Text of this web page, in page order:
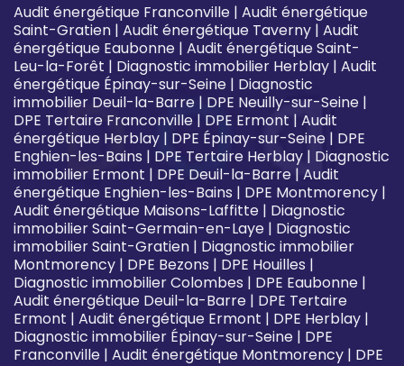
Audit énergétique Franconville | Audit énergétique
Saint-Gratien | Audit énergétique Taverny | Audit
énergétique Eaubonne | Audit énergétique Saint-
Leu-la-Forêt | Diagnostic immobilier Herblay | Audit
énergétique Épinay-sur-Seine | Diagnostic
immobilier Deuil-la-Barre | DPE Neuilly-sur-Seine |
DPE Tertaire Franconville | DPE Ermont | Audit
énergétique Herblay | DPE Épinay-sur-Seine | DPE
Enghien-les-Bains | DPE Tertaire Herblay | Diagnostic
immobilier Ermont | DPE Deuil-la-Barre | Audit
énergétique Enghien-les-Bains | DPE Montmorency |
Audit énergétique Maisons-Laffitte | Diagnostic
immobilier Saint-Germain-en-Laye | Diagnostic
immobilier Saint-Gratien | Diagnostic immobilier
Montmorency | DPE Bezons | DPE Houilles |
Diagnostic immobilier Colombes | DPE Eaubonne |
Audit énergétique Deuil-la-Barre | DPE Tertaire
Ermont | Audit énergétique Ermont | DPE Herblay |
Diagnostic immobilier Épinay-sur-Seine | DPE
Franconville | Audit énergétique Montmorency | DPE